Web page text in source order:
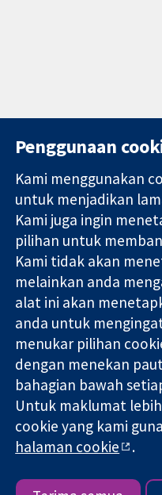
Bukti yang
dipercayai.
keputusan
termaklum
Kesihatan yang
lebih baik
11-13
W1G
Kolaborasi Cochrane ialah
sebuah syarikat terhad oleh
berdaftar di England & Wales.
2127 49.
Hak Cipta © 2026 Kolabrasi
Terma & Syarat Laman Web
|
Penggunaan
Kami menggunakan
untuk menjadikan
Kami juga ingin
pilihan untuk
Kami tidak akan
melainkan anda
alat ini akan
anda untuk
menukar pilihan
dengan menekan
bahagian bawah
Untuk maklumat
cookie yang kami
halaman cookie
.